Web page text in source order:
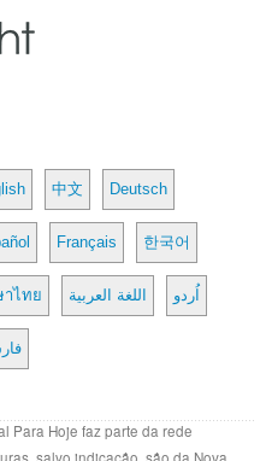
中文 Deutsch
Français 한국어
าไทย اللغة العربية اُردو
Para Hoje faz parte da rede